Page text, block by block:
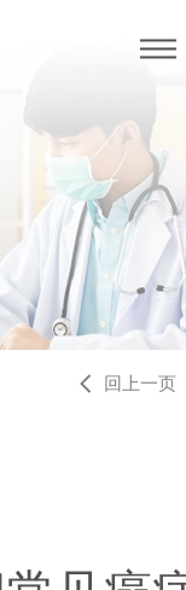
回上一页